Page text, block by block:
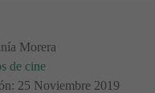
Morera
de cine
25 Noviembre 2019